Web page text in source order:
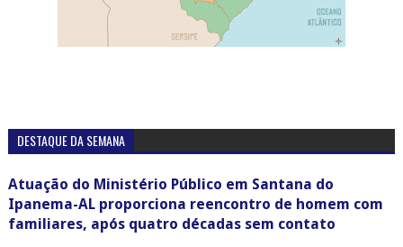
DESTAQUE DA SEMANA
Atuação do Ministério Público em Santana do
Ipanema-AL proporciona reencontro de homem com
familiares, após quatro décadas sem contato